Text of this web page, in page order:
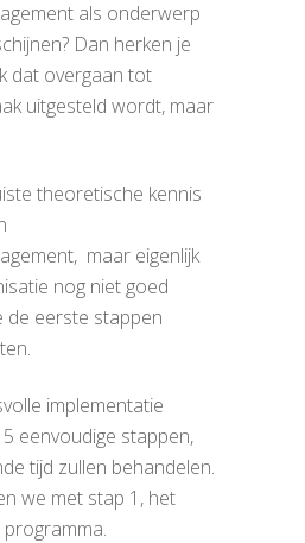
als onderwerp
Dan herken je
dat overgaan tot
uitgesteld wordt, maar
theoretische kennis
maar eigenlijk
nog niet goed
de eerste stappen
implementatie
eenvoudige stappen,
tijd zullen behandelen.
we met stap 1, het